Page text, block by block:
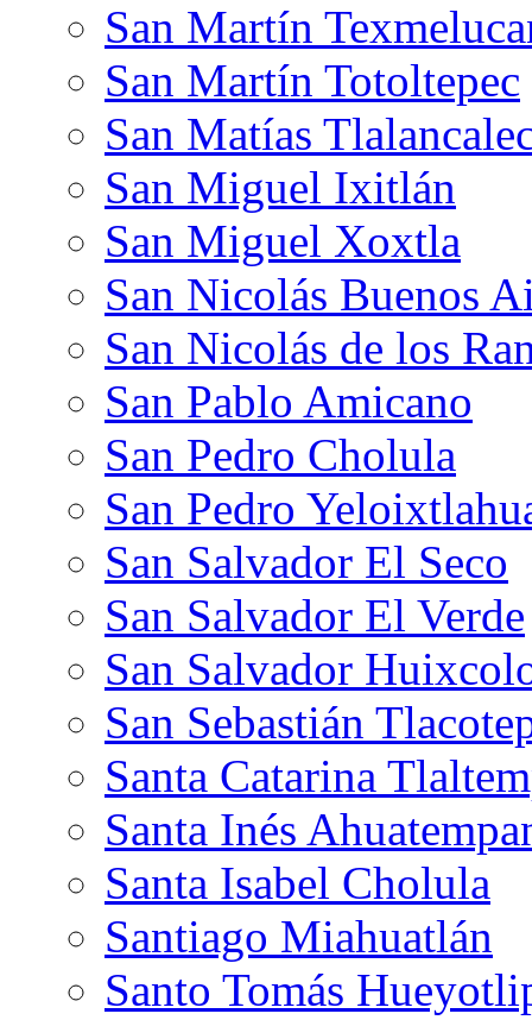
San Martín
San Martín Totoltepec
San Matías
San Miguel Ixitlán
San Miguel Xoxtla
San Nicolás Buenos
San Nicolás de los
San Pablo Amicano
San Pedro Cholula
San Pedro
San Salvador El Seco
San Salvador El Verde
San Salvador
San Sebastián
Santa Catarina
Santa Inés
Santa Isabel Cholula
Santiago Miahuatlán
Santo Tomás